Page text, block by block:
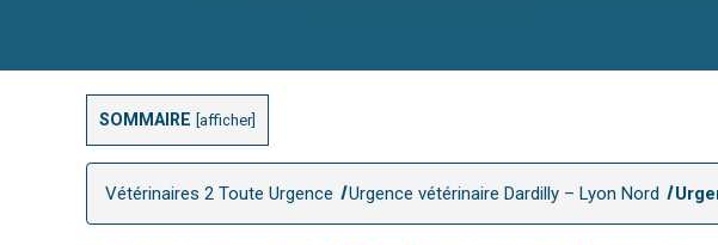
SOMMAIRE afficher
Vétérinaires 2 Toute Urgence Urgence vétérinaire Dardilly – Lyon Nord